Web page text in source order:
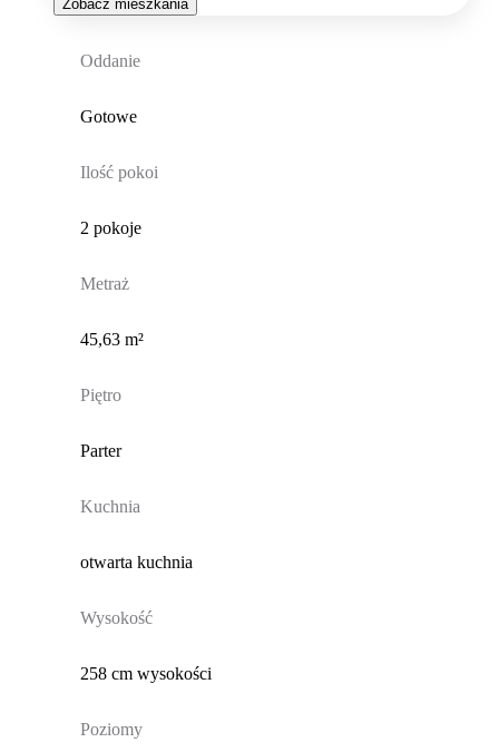
Zobacz mieszkania
Oddanie
Gotowe
Ilość pokoi
2 pokoje
Metraż
45,63 m²
Piętro
Parter
Kuchnia
otwarta kuchnia
Wysokość
258 cm wysokości
Poziomy